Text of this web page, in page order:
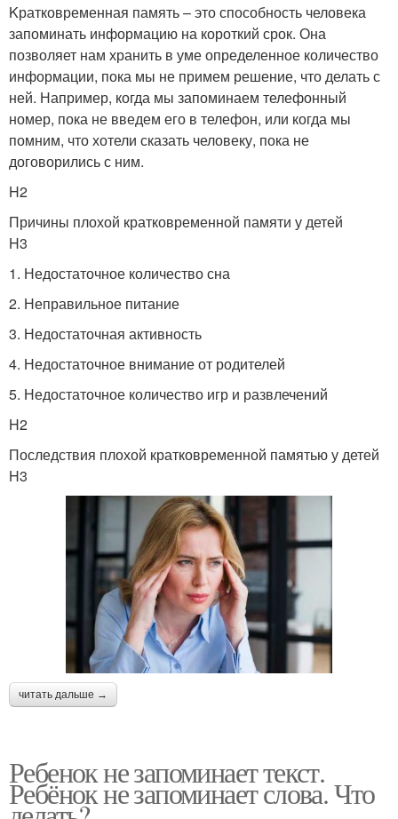
Kратковременная память – это способность человека
запоминать информацию на короткий срок. Она
позволяет нам хранить в уме определенное количество
информации, пока мы не примем решение, что делать с
ней. Например, когда мы запоминаем телефонный
номер, пока не введем его в телефон, или когда мы
помним, что хотели сказать человеку, пока не
договорились с ним.
H2
Причины плохой кратковременной памяти у детей
H3
1. Недостаточное количество сна
2. Неправильное питание
3. Недостаточная активность
4. Недостаточное внимание от родителей
5. Недостаточное количество игр и развлечений
H2
Последствия плохой кратковременной памятью у детей
H3
читать дальше →
Ребенок не запоминает текст.
Ребёнок не запоминает слова. Что